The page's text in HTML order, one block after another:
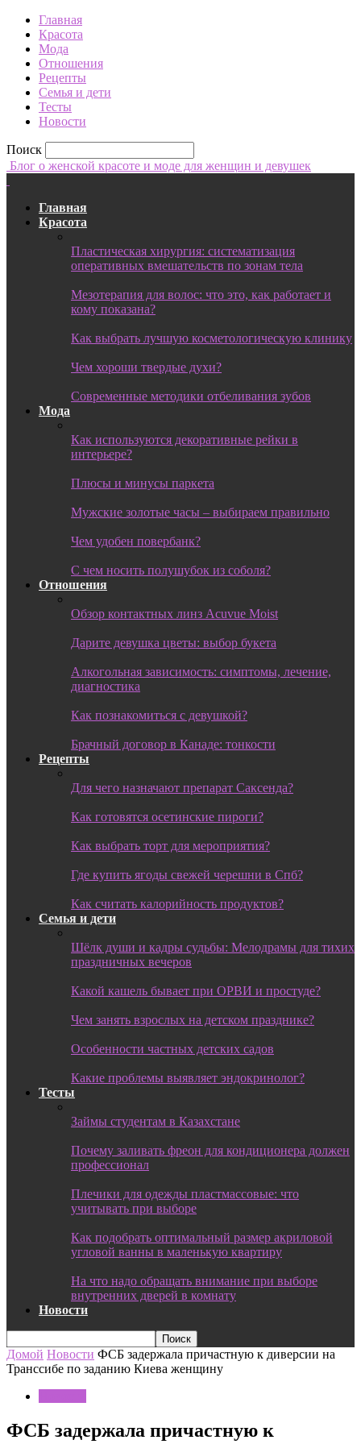
Главная
Красота
Мода
Отношения
Рецепты
Семья и дети
Тесты
Новости
Поиск
Блог о женской красоте и моде для женщин и девушек
Главная
Красота
Пластическая хирургия: систематизация
оперативных вмешательств по зонам тела
Мезотерапия для волос: что это, как работает и
кому показана?
Как выбрать лучшую косметологическую клинику
Чем хороши твердые духи?
Современные методики отбеливания зубов
Мода
Как используются декоративные рейки в
интерьере?
Плюсы и минусы паркета
Мужские золотые часы – выбираем правильно
Чем удобен повербанк?
С чем носить полушубок из соболя?
Отношения
Обзор контактных линз Acuvue Moist
Дарите девушка цветы: выбор букета
Алкогольная зависимость: симптомы, лечение,
диагностика
Как познакомиться с девушкой?
Брачный договор в Канаде: тонкости
Рецепты
Для чего назначают препарат Саксенда?
Как готовятся осетинские пироги?
Как выбрать торт для мероприятия?
Где купить ягоды свежей черешни в Спб?
Как считать калорийность продуктов?
Семья и дети
Шёлк души и кадры судьбы: Мелодрамы для тихих
праздничных вечеров
Какой кашель бывает при ОРВИ и простуде?
Чем занять взрослых на детском празднике?
Особенности частных детских садов
Какие проблемы выявляет эндокринолог?
Тесты
Займы студентам в Казахстане
Почему заливать фреон для кондиционера должен
профессионал
Плечики для одежды пластмассовые: что
учитывать при выборе
Как подобрать оптимальный размер акриловой
угловой ванны в маленькую квартиру
На что надо обращать внимание при выборе
внутренних дверей в комнату
Новости
Домой Новости ФСБ задержала причастную к диверсии на
Транссибе по заданию Киева женщину
ФСБ задержала причастную к